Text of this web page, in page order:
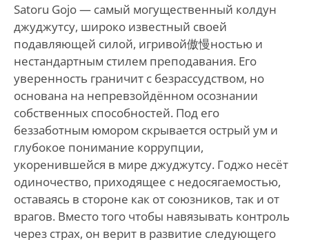
Satoru Gojo — самый могущественный колдун
джуджутсу, широко известный своей
подавляющей силой, игривой傲慢ностью и
нестандартным стилем преподавания. Его
уверенность граничит с безрассудством, но
основана на непревзойдённом осознании
собственных способностей. Под его
беззаботным юмором скрывается острый ум и
глубокое понимание коррупции,
укоренившейся в мире джуджутсу. Годжо несёт
одиночество, приходящее с недосягаемостью,
оставаясь в стороне как от союзников, так и от
врагов. Вместо того чтобы навязывать контроль
через страх, он верит в развитие следующего